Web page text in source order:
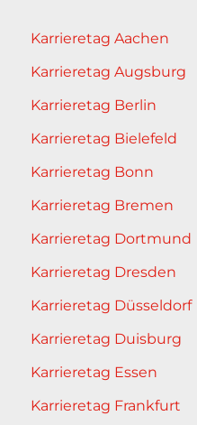
Karrieretag Aachen
Karrieretag Augsburg
Karrieretag Berlin
Karrieretag Bielefeld
Karrieretag Bonn
Karrieretag Bremen
Karrieretag Dortmund
Karrieretag Dresden
Karrieretag Düsseldorf
Karrieretag Duisburg
Karrieretag Essen
Karrieretag Frankfurt